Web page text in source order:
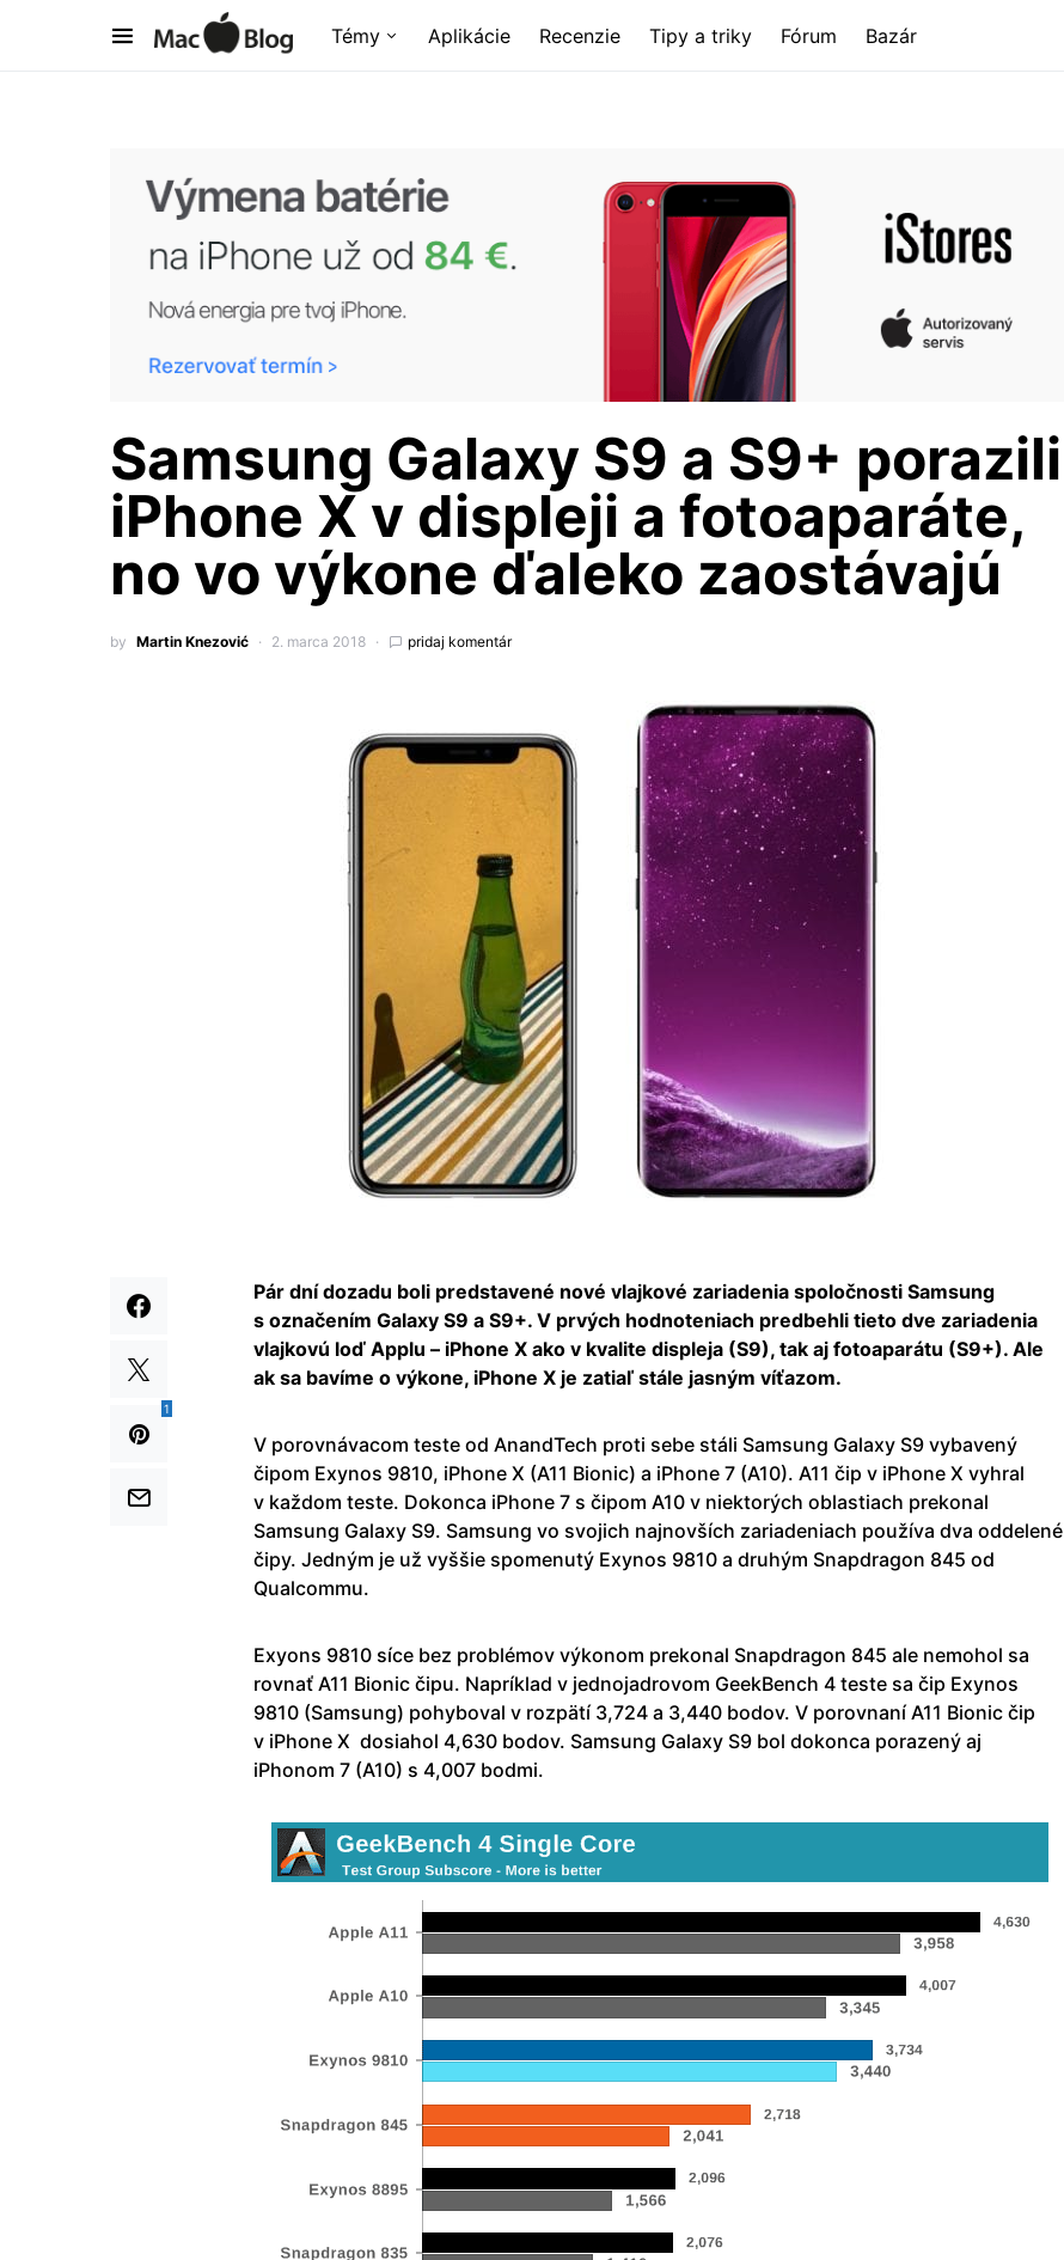
Témy Aplikácie Recenzie Tipy a triky Fórum Bazár
Samsung Galaxy S9 a S9+ porazili
iPhone X v displeji a fotoaparáte,
no vo výkone ďaleko zaostávajú
by Martin Knezović 2. marca 2018 pridaj komentár
1
Pár dní dozadu boli predstavené nové vlajkové zariadenia spoločnosti Samsung
s označením Galaxy S9 a S9+. V prvých hodnoteniach predbehli tieto dve zariadenia
vlajkovú loď Applu – iPhone X ako v kvalite displeja (S9), tak aj fotoaparátu (S9+). Ale
ak sa bavíme o výkone, iPhone X je zatiaľ stále jasným víťazom.
V porovnávacom teste od AnandTech proti sebe stáli Samsung Galaxy S9 vybavený
čipom Exynos 9810, iPhone X (A11 Bionic) a iPhone 7 (A10). A11 čip v iPhone X vyhral
v každom teste. Dokonca iPhone 7 s čipom A10 v niektorých oblastiach prekonal
Samsung Galaxy S9. Samsung vo svojich najnovších zariadeniach používa dva oddelené
čipy. Jedným je už vyššie spomenutý Exynos 9810 a druhým Snapdragon 845 od
Qualcommu.
Exyons 9810 síce bez problémov výkonom prekonal Snapdragon 845 ale nemohol sa
rovnať A11 Bionic čipu. Napríklad v jednojadrovom GeekBench 4 teste sa čip Exynos
9810 (Samsung) pohyboval v rozpätí 3,724 a 3,440 bodov. V porovnaní A11 Bionic čip
v iPhone X dosiahol 4,630 bodov. Samsung Galaxy S9 bol dokonca porazený aj
iPhonom 7 (A10) s 4,007 bodmi.